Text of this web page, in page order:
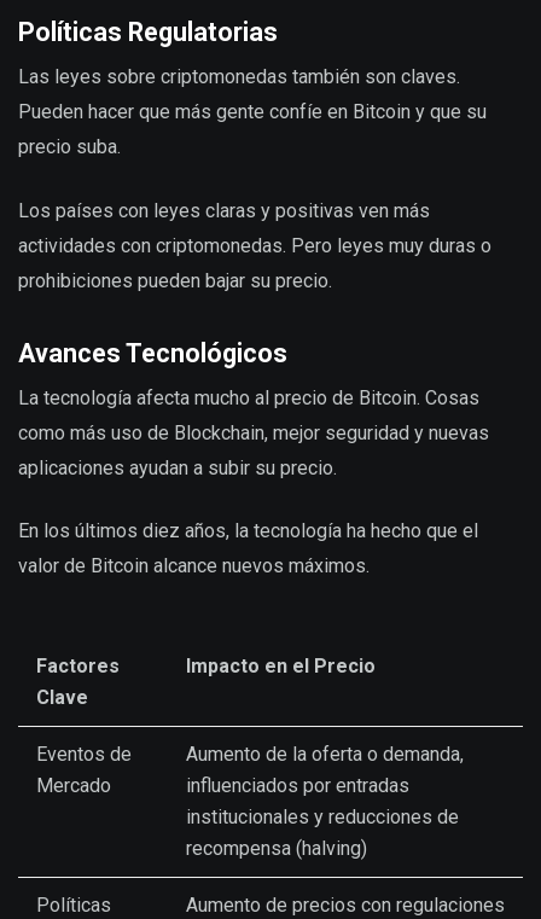
Políticas Regulatorias
Las leyes sobre criptomonedas también son claves.
Pueden hacer que más gente confíe en Bitcoin y que su
precio suba.
Los países con leyes claras y positivas ven más
actividades con criptomonedas. Pero leyes muy duras o
prohibiciones pueden bajar su precio.
Avances Tecnológicos
La tecnología afecta mucho al precio de Bitcoin. Cosas
como más uso de Blockchain, mejor seguridad y nuevas
aplicaciones ayudan a subir su precio.
En los últimos diez años, la tecnología ha hecho que el
valor de Bitcoin alcance nuevos máximos.
Factores
Clave
Impacto en el Precio
Eventos de
Mercado
Aumento de la oferta o demanda,
influenciados por entradas
institucionales y reducciones de
recompensa (halving)
Políticas
Aumento de precios con regulaciones